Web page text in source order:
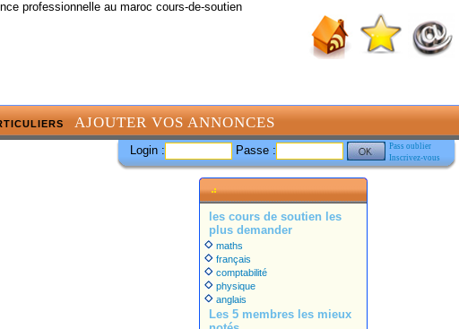
professionnelle au maroc cours-de-soutien
AJOUTER VOS ANNONCES
Login : Passe :
Pass oublier
Inscrivez-vous
les cours de soutien les
plus demander
maths
français
comptabilité
physique
anglais
Les 5 membres les mieux